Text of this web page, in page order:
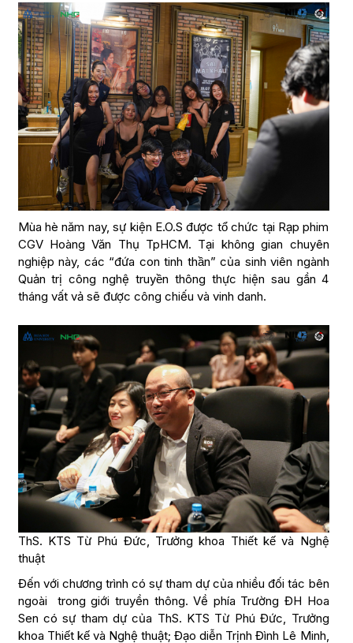
Mùa hè năm nay, sự kiện E.O.S được tổ chức tại Rạp phim
CGV Hoàng Văn Thụ TpHCM. Tại không gian chuyên
nghiệp này, các “đứa con tinh thần” của sinh viên ngành
Quản trị công nghệ truyền thông thực hiện sau gần 4
tháng vất vả sẽ được công chiếu và vinh danh.
ThS. KTS Từ Phú Đức, Trưởng khoa Thiết kế và Nghệ
thuật
Đến với chương trình có sự tham dự của nhiều đối tác bên
ngoài trong giới truyền thông. Về phía Trường ĐH Hoa
Sen có sự tham dự của ThS. KTS Từ Phú Đức, Trưởng
khoa Thiết kế và Nghệ thuật; Đạo diễn Trịnh Đình Lê Minh,